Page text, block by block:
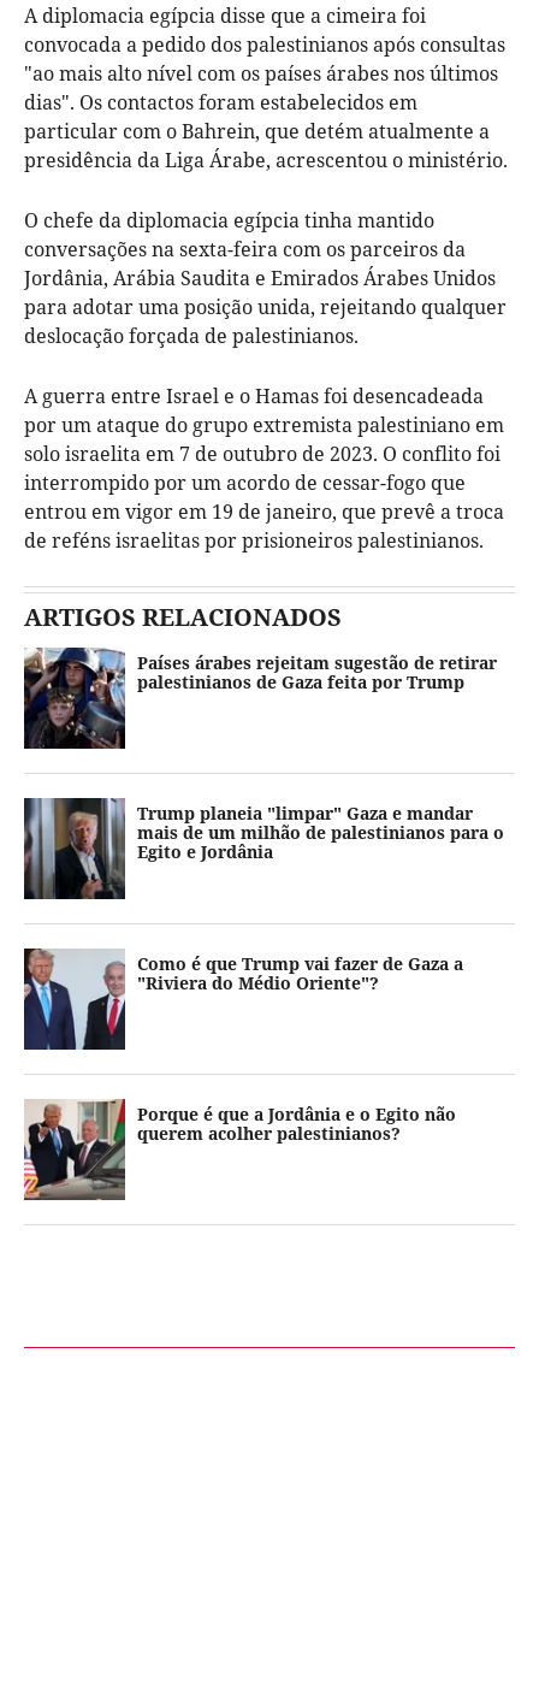
A diplomacia egípcia disse que a cimeira foi
convocada a pedido dos palestinianos após consultas
"ao mais alto nível com os países árabes nos últimos
dias". Os contactos foram estabelecidos em
particular com o Bahrein, que detém atualmente a
presidência da Liga Árabe, acrescentou o ministério.
O chefe da diplomacia egípcia tinha mantido
conversações na sexta-feira com os parceiros da
Jordânia, Arábia Saudita e Emirados Árabes Unidos
para adotar uma posição unida, rejeitando qualquer
deslocação forçada de palestinianos.
A guerra entre Israel e o Hamas foi desencadeada
por um ataque do grupo extremista palestiniano em
solo israelita em 7 de outubro de 2023. O conflito foi
interrompido por um acordo de cessar-fogo que
entrou em vigor em 19 de janeiro, que prevê a troca
de reféns israelitas por prisioneiros palestinianos.
ARTIGOS RELACIONADOS
Países árabes rejeitam sugestão de retirar
palestinianos de Gaza feita por Trump
Trump planeia "limpar" Gaza e mandar
mais de um milhão de palestinianos para o
Egito e Jordânia
Como é que Trump vai fazer de Gaza a
"Riviera do Médio Oriente"?
Porque é que a Jordânia e o Egito não
querem acolher palestinianos?